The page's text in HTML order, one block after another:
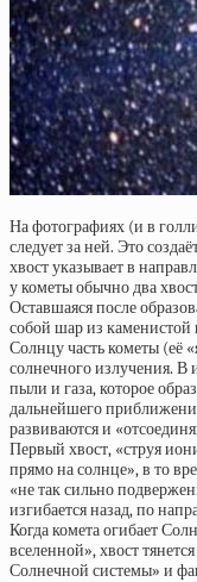
На фотографиях (и в
следует за ней. Это
хвост указывает в
у кометы обычно два
Оставшаяся после
собой шар из
Солнцу часть кометы (её
солнечного излучения. В
пыли и газа, которое
дальнейшего
развиваются и
Первый хвост, «струя
прямо на солнце», в то
«не так сильно
изгибается назад, по
Когда комета огибает
вселенной», хвост
Солнечной системы» и